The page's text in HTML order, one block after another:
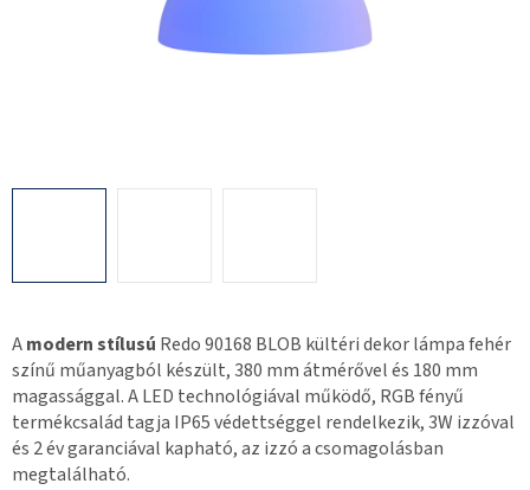
Amodern stílusú Redo 90168 BLOB kültéri dekor lámpa fehér
színű műanyagból készült, 380 mm átmérővel és 180 mm
magassággal. A LED technológiával működő, RGB fényű
termékcsalád tagja IP65 védettséggel rendelkezik, 3W izzóval
és 2 év garanciával kapható, az izzó a csomagolásban
megtalálható.